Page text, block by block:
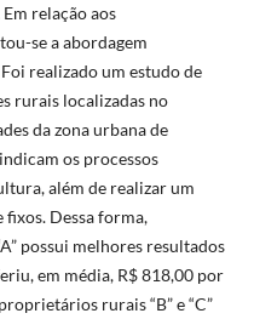
relação aos
se a abordagem
realizado um estudo de
rurais localizadas no
da zona urbana de
os processos
além de realizar um
fixos. Dessa forma,
possui melhores resultados
em média, R$ 818,00 por
rurais “B” e “C”